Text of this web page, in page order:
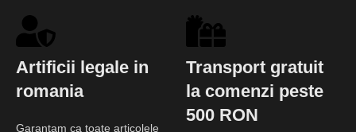
Artificii legale in
romania
Garantam ca toate articolele
Transport gratuit
la comenzi peste
500 RON